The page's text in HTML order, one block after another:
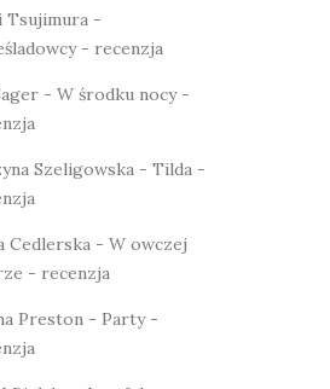
Tsujimura -
- recenzja
- W środku nocy -
Szeligowska - Tilda -
Cedlerska - W owczej
- recenzja
Preston - Party -